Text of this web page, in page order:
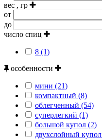
вес , гр
от
до
число спиц
8 (1)
особенности
мини (21)
компактный (8)
облегченный (54)
суперлегкий (1)
большой купол (2)
двухслойный